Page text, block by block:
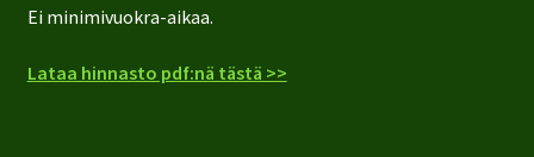
Ei minimivuokra-aikaa.
Lataa hinnasto pdf:nä tästä >>